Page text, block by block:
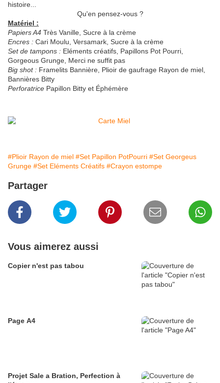
histoire...
Qu'en pensez-vous ?
Matériel :
Papiers A4 Très Vanille, Sucre à la crème
Encres : Cari Moulu, Versamark, Sucre à la crème
Set de tampons : Eléments créatifs, Papillons Pot Pourri,
Gorgeous Grunge, Merci ne suffit pas
Big shot : Framelits Bannière, Plioir de gaufrage Rayon de miel,
Bannières Bitty
Perforatrice Papillon Bitty et Éphémère
#Plioir Rayon de miel #Set Papillon PotPourri #Set Georgeus
Grunge #Set Eléments Créatifs #Crayon estompe
Partager
Vous aimerez aussi
Copier n'est pas tabou
Page A4
Projet Sale a Bration, Perfection à